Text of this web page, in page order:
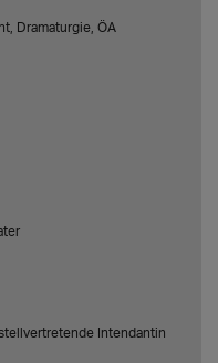
Dramaturgie, ÖA
Intendantin